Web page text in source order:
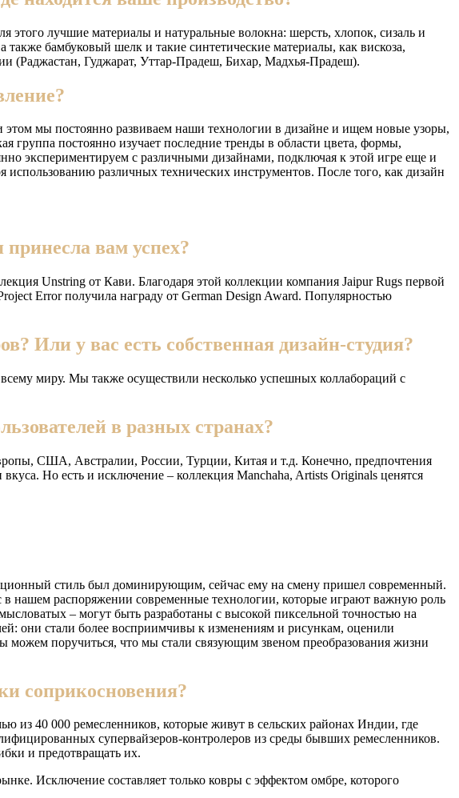
лучшие материалы и натуральные волокна: шерсть, хлопок, сизаль и
бамбуковый шелк и такие синтетические материалы, как вискоза,
(Раджастан, Гуджарат, Уттар-Прадеш, Бихар, Мадхья-Прадеш).
мы постоянно развиваем наши технологии в дизайне и ищем новые узоры,
постоянно изучает последние тренды в области цвета, формы,
экспериментируем с различными дизайнами, подключая к этой игре еще и
различных технических инструментов. После того, как дизайн
вам успех?
Unstring от Кави. Благодаря этой коллекции компания Jaipur Rugs первой
Error получила награду от German Design Award. Популярностью
Или у вас есть собственная дизайн-студия?
всему миру. Мы также осуществили несколько успешных коллабораций с
в разных странах?
США, Австралии, России, Турции, Китая и т.д. Конечно, предпочтения
Но есть и исключение – коллекция Manchaha, Artists Originals ценятся
стиль был доминирующим, сейчас ему на смену пришел современный.
в нашем распоряжении современные технологии, которые играют важную роль
– могут быть разработаны с высокой пиксельной точностью на
они стали более восприимчивы к изменениям и рисункам, оценили
поручиться, что мы стали связующим звеном преобразования жизни
соприкосновения?
из 40 000 ремесленников, которые живут в сельских районах Индии, где
супервайзеров-контролеров из среды бывших ремесленников.
и предотвращать их.
Исключение составляет только ковры с эффектом омбре, которого